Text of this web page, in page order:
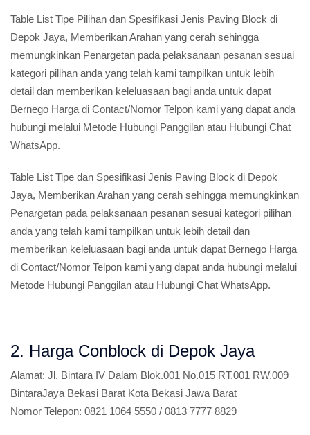
Table List Tipe Pilihan dan Spesifikasi Jenis Paving Block di
Depok Jaya, Memberikan Arahan yang cerah sehingga
memungkinkan Penargetan pada pelaksanaan pesanan sesuai
kategori pilihan anda yang telah kami tampilkan untuk lebih
detail dan memberikan keleluasaan bagi anda untuk dapat
Bernego Harga di Contact/Nomor Telpon kami yang dapat anda
hubungi melalui Metode Hubungi Panggilan atau Hubungi Chat
WhatsApp.
Table List Tipe dan Spesifikasi Jenis Paving Block di Depok
Jaya, Memberikan Arahan yang cerah sehingga memungkinkan
Penargetan pada pelaksanaan pesanan sesuai kategori pilihan
anda yang telah kami tampilkan untuk lebih detail dan
memberikan keleluasaan bagi anda untuk dapat Bernego Harga
di Contact/Nomor Telpon kami yang dapat anda hubungi melalui
Metode Hubungi Panggilan atau Hubungi Chat WhatsApp.
2. Harga Conblock di Depok Jaya
Alamat: Jl. Bintara IV Dalam Blok.001 No.015 RT.001 RW.009
BintaraJaya Bekasi Barat Kota Bekasi Jawa Barat
Nomor Telepon: 0821 1064 5550 / 0813 7777 8829